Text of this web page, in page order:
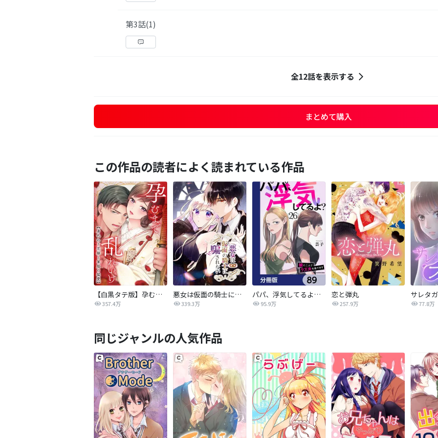
第3話(1)
全12話を表示する
まとめて購入
この作品の読者によく読まれている作品
【白黒タテ版】孕むまで乱れいけ～身代わり花嫁と軍服の猛愛
357.4万
悪女は仮面の騎士に騙されない
339.3万
パパ、浮気してるよ？娘と二人でクズ夫を捨てます【分冊版】
95.9万
恋と弾丸
257.9万 77.8万
同じジャンルの人気作品